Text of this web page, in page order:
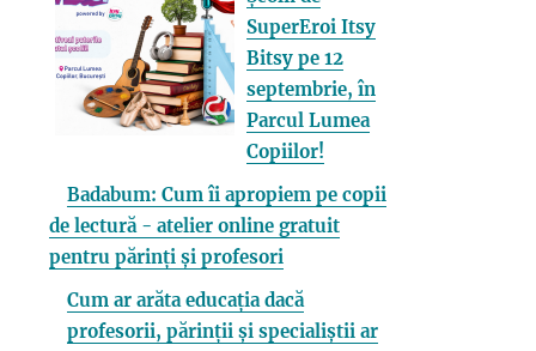
SuperEroi Itsy
Bitsy pe 12
septembrie, în
Parcul Lumea
Copiilor!
Badabum: Cum îi apropiem pe copii
de lectură - atelier online gratuit
pentru părinți și profesori
Cum ar arăta educația dacă
profesorii, părinții și specialiștii ar